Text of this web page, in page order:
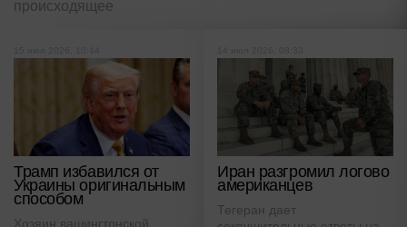
происходящее
Трамп избавился от
Украины оригинальным
способом
Хозяин вашингтонской
Иран разгромил логово
американцев
Тегеран дает